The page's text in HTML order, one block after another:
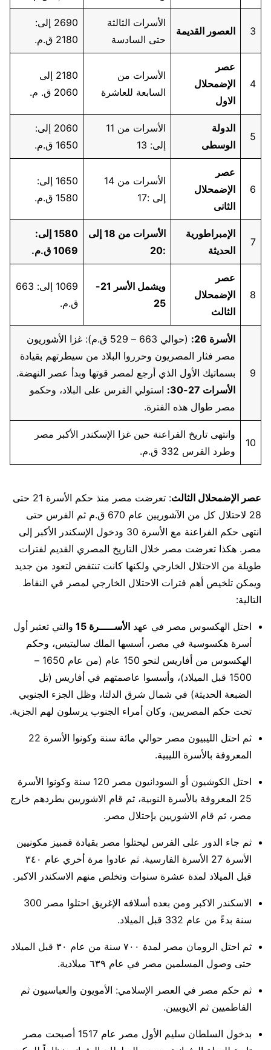
3 العصور القديمة
الأسرات الثالثة
حتى السادسة
2690 إلى:
2180 ق.م.
4
عصر
الإضمحلال
الاول
الأسرات من
السابعة للعاشرة
2180 إلى
2060 ق. م.
5
الدولة
الوسطى
الأسرات من 11
إلى: 13
2060 إلى:
1650 ق.م.
6
عصر
الإضمحلال
الثانى
الأسرات من 14
إلى :17
1650 إلى:
1580 ق.م.
7
الإمبراطورية
الحديثة
الأسرات من 18 إلى
:20
1580 إلى:
1069 ق.م.
8
عصر
الإضمحلال
الثالث
ويشمل الأسر 21-
25
1069 إلى: 663
ق.م.
9
الأسرة 26:
(حوالي 663 – 529 ق.م): غزا الأشوريون
مصر فثار المصريون وحرروا البلاد من سيطرتهم بقيادة
بسماتيك الأول الذي أرجع لمصر قوتها وبدأ عصر النهضة.
الأسرات 27-30:
استولي الفرس على البلاد، وحكمو
مصر طوال هذه الفترة.
10
وانتهى تاريخ الفراعنة حين غزا الإسكندر الأكبر مصر
وطرد الفرس 332 ق.م.
عصر الإضمحلال الثالث
: تعرضت مصر منذ حكم الأسرة 21 حتى
28 لاحتلال كل من الآشوريين عام 670 ق.م ثم الفرس حتى
انتهى حكم الفراعنة مع الأسرة 30 ودخول الإسكندر الأكبر إلى
مصر. هكذا تعرضت مصر خلال التاريخ المصري القديم لفترات
طويلة من الاحتلال الخارجي ولكنها كانت تنتفض لتعود من جديد
ويمكن تلخيص أهم فترات الاحتلال الخارجي لمصر في النقاط
التالية:
احتل الهكسوس مصر في عهد الأســـــرة 15 والتي تعتبر أول
أسرة هكسوسية في مصر، أسسها الملك ساليتيس، وحكم
الهكسوس من أفاريس لنحو 150 عام (من عام 1650 –
1500 قبل الميلاد)، وأسسوا عاصمتهم في أفاريس (تل
الضبعة الحديثة) في شمال شرق الدلتا، وظل الجزء الجنوبي
تحت حكم المصريين، وكان أمراء الجنوب يرسلون لهم الجزية.
ثم احتل الليبيون مصر حوالي مائة سنة وكونوا الأسرة 22
المعروفة بالأسرة الليبية.
احتل الكوشيون أو السودانيون مصر 120 سنة وكونوا الأسرة
25 المعروفة بالأسرة النوبية، ثم قام الاشوريين بطردهم خارج
مصر، ثم قام الاشوريين بإحتلال مصر.
ثم جاء الدور على الفرس ليحتلوا مصر بقيادة قمبيز مكونيين
الأسرة 27 الأسرة الفارسية. ثم عادوا مرة أخري عام ٣٤٠
قبل الميلاد لمدة عشرة سنوات وتخلص منهم الاسكندر الاكبر.
الاسكندر الاكبر ومن بعده أسلافه الإغريق احتلوا مصر 300
سنة بدءً من عام 332 قبل الميلاد.
ثم احتل الرومان مصر لمدة ٧٠٠ سنة من عام ٣٠ قبل الميلاد
حتى وصول المسلمين مصر في عام ٦٣٩ ميلادية.
ثم حكم مصر في العصر الإسلامي: الأمويون والعباسيون ثم
الفاطميين ثم الايوبيين.
بدخول السلطان سليم الأول مصر عام 1517 أصبحت مصر